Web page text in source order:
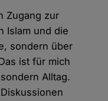
Zugang zur
Islam und die
sondern über
ist für mich
Alltag.